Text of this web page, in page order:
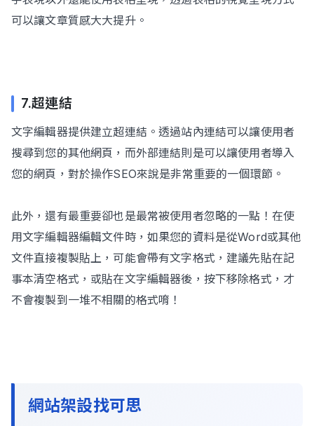
可以讓文章質感大大提升。
7.超連結
文字編輯器提供建立超連結。透過站內連結可以讓使用者
搜尋到您的其他網頁，而外部連結則是可以讓使用者導入
您的網頁，對於操作SEO來說是非常重要的一個環節。
此外，還有最重要卻也是最常被使用者忽略的一點！在使
用文字編輯器編輯文件時，如果您的資料是從Word或其他
文件直接複製貼上，可能會帶有文字格式，建議先貼在記
事本清空格式，或貼在文字編輯器後，按下移除格式，才
不會複製到一堆不相關的格式唷！
網站架設找可思